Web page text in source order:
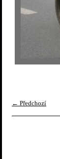
← Předchozí